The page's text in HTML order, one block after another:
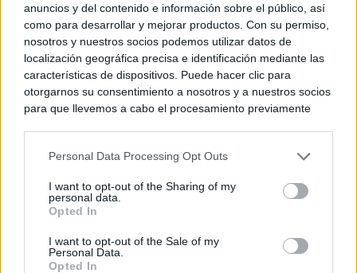
anuncios y del contenido e información sobre el público, así
como para desarrollar y mejorar productos. Con su permiso,
nosotros y nuestros socios podemos utilizar datos de
localización geográfica precisa e identificación mediante las
características de dispositivos. Puede hacer clic para
otorgarnos su consentimiento a nosotros y a nuestros socios
para que llevemos a cabo el procesamiento previamente
negar su consentimiento. Tenga en cuenta que algún
de su consentimiento, pero usted tiene el derecho de
rechazar tal procesamiento. Sus preferencias se aplicarán
cualquier momento entrando de nuevo en este sitio web o
visitando nuestra política de privacidad.
Personal Data Processing Opt Outs
I want to opt-out of the Sharing of my
personal data.
Opted In
I want to opt-out of the Sale of my
Personal Data.
Opted In